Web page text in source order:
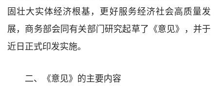
固壮大实体经济根基，更好服务经济社会高质量发
展，商务部会同有关部门研究起草了《意见》，并于
近日正式印发实施。
二、《意见》的主要内容